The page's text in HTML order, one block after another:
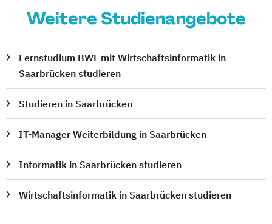
Weitere Studienangebote
Fernstudium BWL mit Wirtschaftsinformatik in
Saarbrücken studieren
Studieren in Saarbrücken
IT-Manager Weiterbildung in Saarbrücken
Informatik in Saarbrücken studieren
Wirtschaftsinformatik in Saarbrücken studieren